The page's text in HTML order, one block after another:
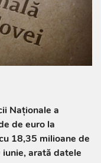
Naționale a
de euro la
18,35 milioane de
arată datele